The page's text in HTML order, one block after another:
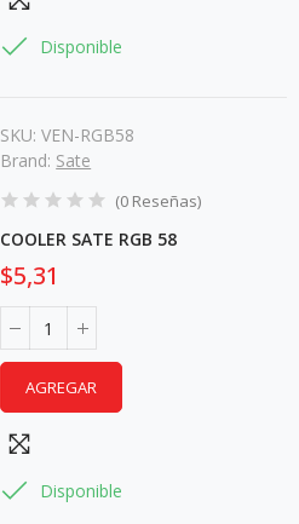
Disponible
SKU:VEN-RGB58
Brand: Sate
(0 Reseñas)
COOLER SATE RGB 58
$5,31
AGREGAR
Disponible